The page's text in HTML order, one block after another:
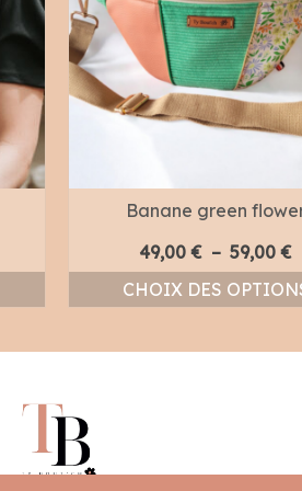
Banane green
49,00 € – 59,00 €
à
CHOIX DES
options